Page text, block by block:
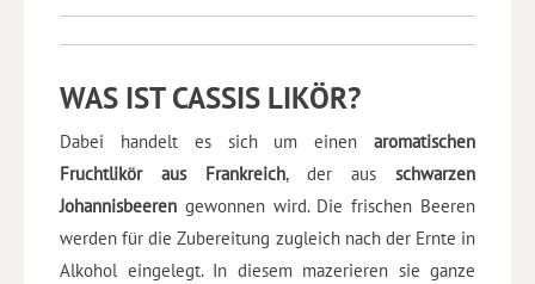
WAS IST CASSIS LIKÖR?
Dabei handelt es sich um einen aromatischen
Fruchtlikör aus Frankreich, der aus schwarzen
Johannisbeeren gewonnen wird. Die frischen Beeren
werden für die Zubereitung zugleich nach der Ernte in
Alkohol eingelegt. In diesem mazerieren sie ganze